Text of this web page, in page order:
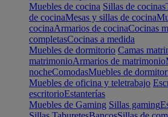
Muebles de cocina Sillas de cocinas
de cocinaMesas y sillas de cocina
cocinaArmarios de cocinaCocinas
completasCocinas a medida
Muebles de dormitorio Camas
matrimonioArmarios de matrimonio
nocheComodasMuebles de
Muebles de oficina y teletrabajo
escritorioEstanterías
Muebles de Gaming Sillas gaming